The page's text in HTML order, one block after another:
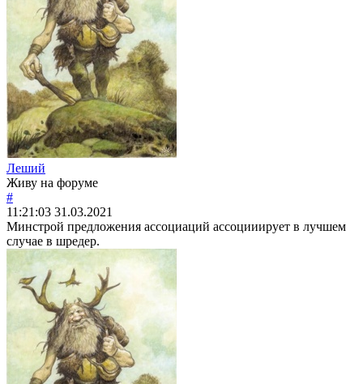
Леший
Живу на форуме
#
11:21:03 31.03.2021
Минстрой предложения ассоциаций ассоцииирует в лучшем
случае в шредер.